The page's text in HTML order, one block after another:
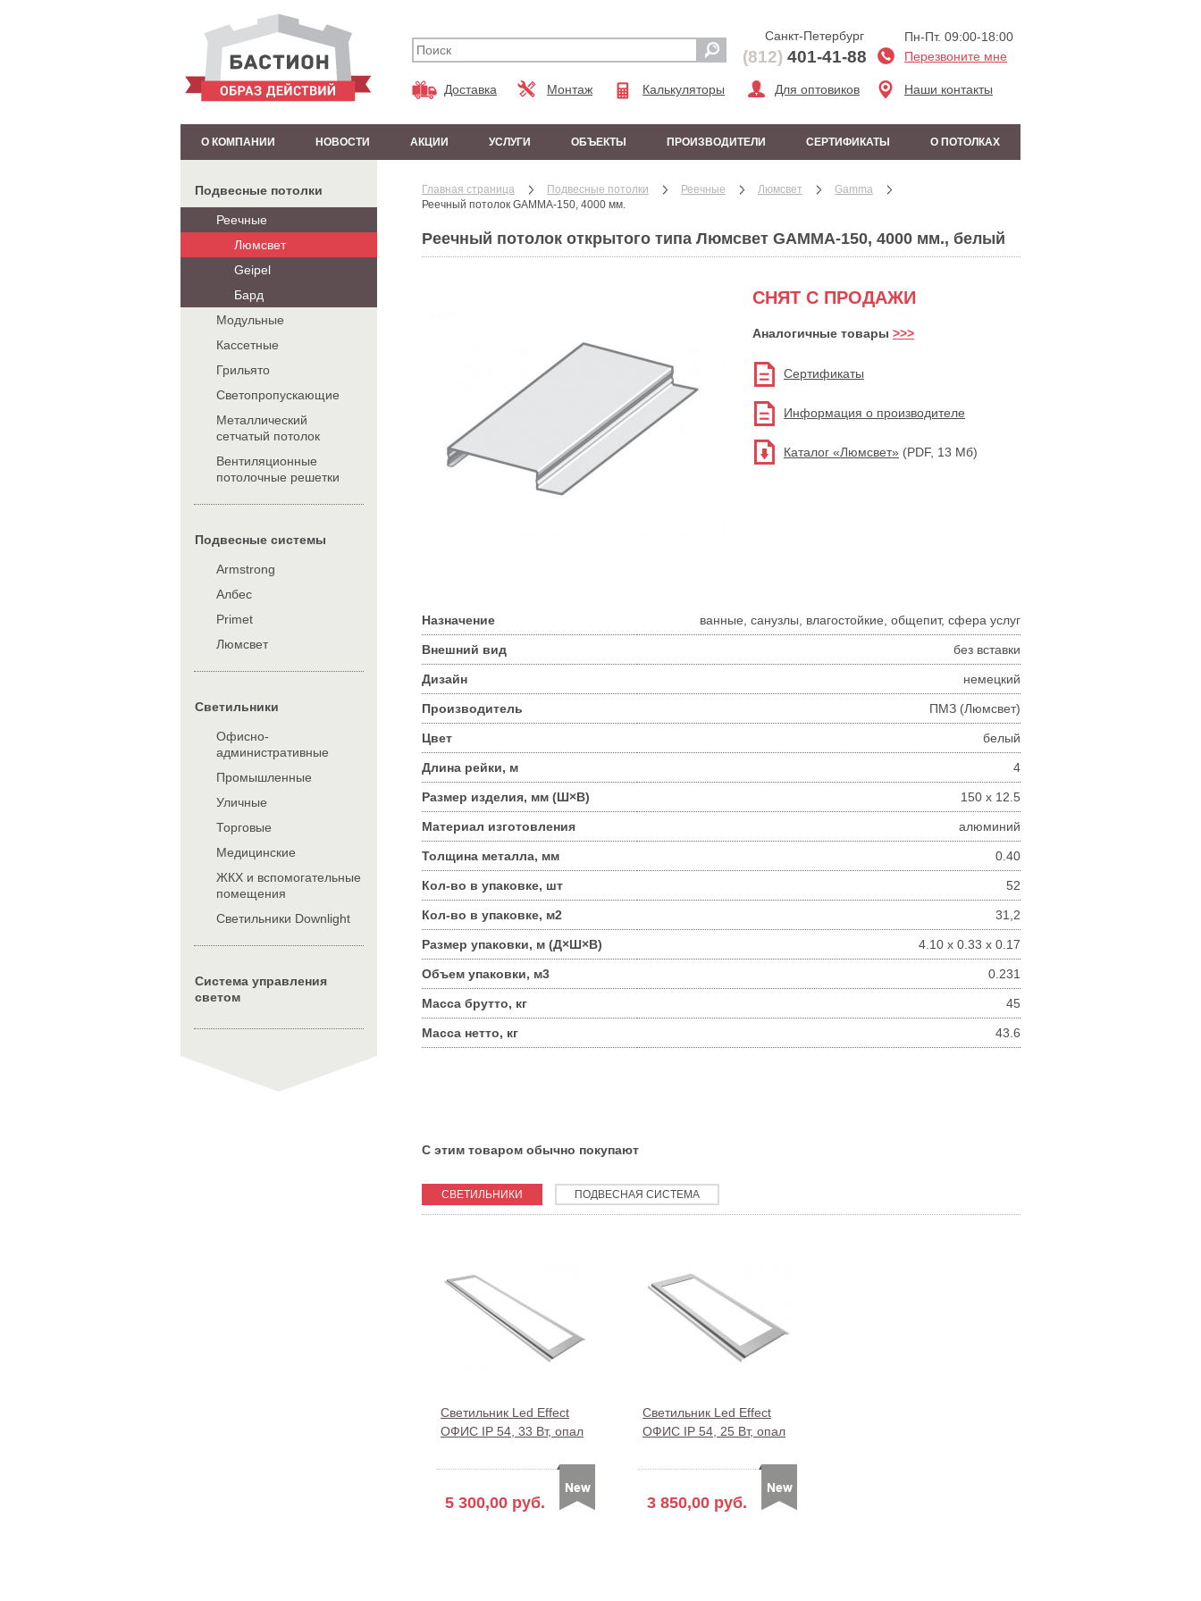
Доставка Монтаж Калькуляторы Для оптовиков
Пн-Пт. 09:00-18:00
Перезвоните мне
Наши контакты
Санкт-Петербург
(812) 401-41-88
О КОМПАНИИ НОВОСТИ АКЦИИ УСЛУГИ ОБЪЕКТЫ ПРОИЗВОДИТЕЛИ СЕРТИФИКАТЫ О ПОТОЛКАХ
Подвесные потолки
Реечные
Люмсвет
Geipel
Бард
Модульные
Кассетные
Грильято
Светопропускающие
Металлический
сетчатый потолок
Вентиляционные
потолочные решетки
Подвесные системы
Armstrong
Албес
Primet
Люмсвет
Cветильники
Офисно-
административные
Промышленные
Уличные
Торговые
Медицинские
ЖКХ и вспомогательные
помещения
Cветильники Downlight
Система управления
светом
Главная страница Подвесные потолки Реечные Люмсвет
Gamma
Реечный потолок GAMMA-150, 4000 мм.
Реечный потолок открытого типа Люмсвет GAMMA-150, 4000 мм., белый
СНЯТ С ПРОДАЖИ
Аналогичные товары >>>
Сертификаты
Информация о производителе
Каталог «Люмсвет» (PDF, 13 Мб)
Назначение ванные, санузлы, влагостойкие, общепит, сфера услуг
Внешний вид без вставки
Дизайн немецкий
Производитель ПМЗ (Люмсвет)
Цвет белый
Длина рейки, м 4
Размер изделия, мм (Ш×В) 150 x 12.5
Материал изготовления алюминий
Толщина металла, мм 0.40
Кол-во в упаковке, шт 52
Кол-во в упаковке, м2 31,2
Размер упаковки, м (Д×Ш×В) 4.10 x 0.33 x 0.17
Объем упаковки, м3 0.231
Масса брутто, кг 45
Масса нетто, кг 43.6
С этим товаром обычно покупают
СВЕТИЛЬНИКИ ПОДВЕСНАЯ СИСТЕМА
Светильник Led Effect
ОФИС IP 54, 33 Вт, опал
5 300,00 руб.
Светильник Led Effect
ОФИС IP 54, 25 Вт, опал
3 850,00 руб.